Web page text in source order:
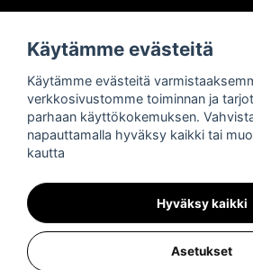
Frågor och svar
Köpvillkor
Betalning
Frakter
Retur och reklamationer
Integritetspolicy
OTA YHTEYTTÄ
Käytämme evästeitä
Käytämme evästeitä
verkkosivustomme toiminnan ja
parhaan käyttökokemuksen.
napauttamalla hyväksy kaikki tai
kautta
Hyväksy kaikki
Asetukset